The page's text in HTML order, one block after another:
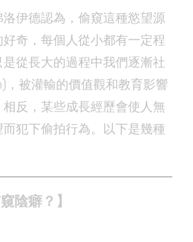
伊德認為，偷窺這種慾望源
奇，每個人從小都有一定程
從長大的過程中我們逐漸社
，被灌輸的價值觀和教育影響
反，某些成長經歷會使人無
犯下偷拍行為。以下是幾種
陰癖？】